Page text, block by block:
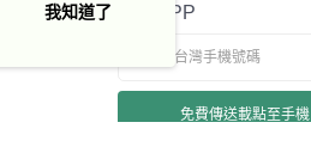
官方APP
免費傳送載點至手機
我知道了